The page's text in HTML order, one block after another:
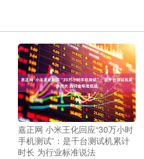
嘉正网 小米王化回应“30万小时
手机测试”：是千台测试机累计
时长 为行业标准说法